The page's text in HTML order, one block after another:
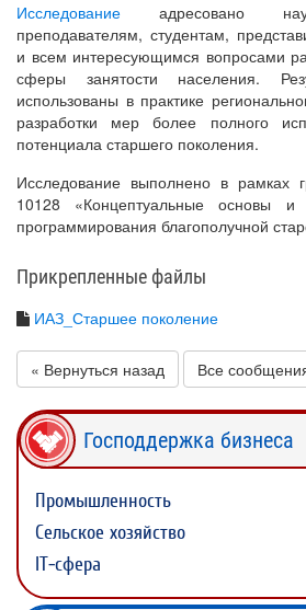
Исследование адресовано
преподавателям, студентам,
и всем интересующимся вопросами
сферы занятости населения.
использованы в практике
разработки мер более полного
потенциала старшего поколения.
Исследование выполнено в
10128 «Концептуальные основы и
программирования благополучной
Прикрепленные файлы
ИАЗ_Старшее поколение
« Вернуться назад Все
Господдержка бизнеса
Промышленность
Сельское хозяйство
IT-сфера